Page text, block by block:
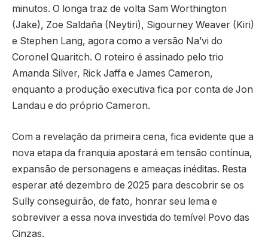
minutos. O longa traz de volta Sam Worthington
(Jake), Zoe Saldaña (Neytiri), Sigourney Weaver (Kiri)
e Stephen Lang, agora como a versão Na’vi do
Coronel Quaritch. O roteiro é assinado pelo trio
Amanda Silver, Rick Jaffa e James Cameron,
enquanto a produção executiva fica por conta de Jon
Landau e do próprio Cameron.
Com a revelação da primeira cena, fica evidente que a
nova etapa da franquia apostará em tensão contínua,
expansão de personagens e ameaças inéditas. Resta
esperar até dezembro de 2025 para descobrir se os
Sully conseguirão, de fato, honrar seu lema e
sobreviver a essa nova investida do temível Povo das
Cinzas.